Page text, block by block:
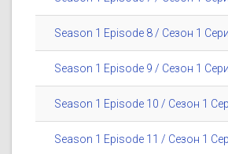
Season 1 Episode 8 / Сезон 1
Season 1 Episode 9 / Сезон 1
Season 1 Episode 10 / Сезон 1
Season 1 Episode 11 / Сезон 1